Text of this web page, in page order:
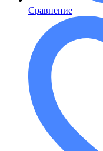
Сравнение